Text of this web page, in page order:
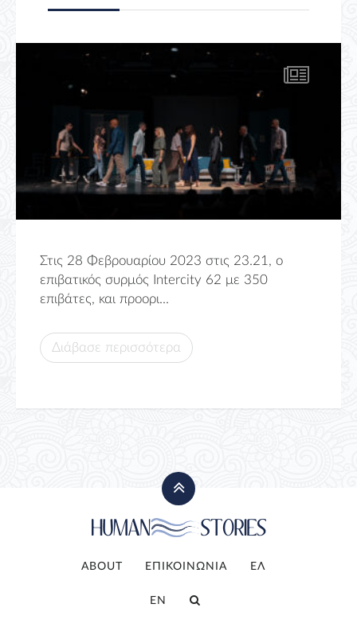
Στις 28 Φεβρουαρίου 2023 στις 23.21, ο
επιβατικός συρμός Intercity 62 με 350
επιβάτες, και προορι...
Διάβασε περισσότερα
ABOUT ΕΠΙΚΟΙΝΩΝΙΑ ΕΛ
EN